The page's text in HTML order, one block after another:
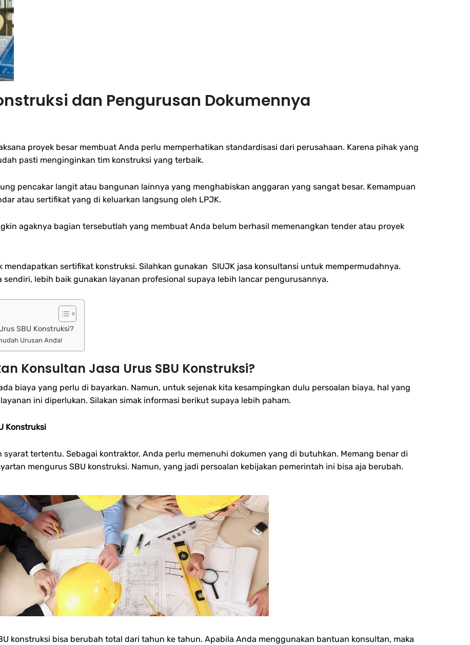
dan Pengurusan Dokumennya
proyek besar membuat Anda perlu memperhatikan standardisasi dari perusahaan. Karena pihak yang
pasti menginginkan tim konstruksi yang terbaik.
pencakar langit atau bangunan lainnya yang menghabiskan anggaran yang sangat besar. Kemampuan
atau sertifikat yang di keluarkan langsung oleh LPJK.
agaknya bagian tersebutlah yang membuat Anda belum berhasil memenangkan tender atau proyek
sertifikat konstruksi. Silahkan gunakan SIUJK jasa konsultansi untuk mempermudahnya.
lebih baik gunakan layanan profesional supaya lebih lancar pengurusannya.
SBU Konstruksi?
Urusan Anda!
Konsultan Jasa Urus SBU Konstruksi?
biaya yang perlu di bayarkan. Namun, untuk sejenak kita kesampingkan dulu persoalan biaya, hal yang
ini diperlukan. Silakan simak informasi berikut supaya lebih paham.
Konstruksi
tertentu. Sebagai kontraktor, Anda perlu memenuhi dokumen yang di butuhkan. Memang benar di
mengurus SBU konstruksi. Namun, yang jadi persoalan kebijakan pemerintah ini bisa aja berubah.
konstruksi bisa berubah total dari tahun ke tahun. Apabila Anda menggunakan bantuan konsultan, maka